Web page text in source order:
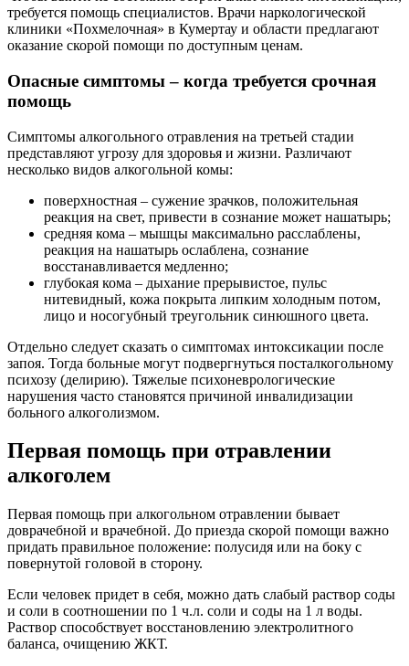
требуется помощь специалистов. Врачи наркологической
клиники «Похмелочная» в Кумертау и области предлагают
оказание скорой помощи по доступным ценам.
Опасные симптомы – когда требуется срочная
помощь
Симптомы алкогольного отравления на третьей стадии
представляют угрозу для здоровья и жизни. Различают
несколько видов алкогольной комы:
поверхностная – сужение зрачков, положительная
реакция на свет, привести в сознание может нашатырь;
средняя кома – мышцы максимально расслаблены,
реакция на нашатырь ослаблена, сознание
восстанавливается медленно;
глубокая кома – дыхание прерывистое, пульс
нитевидный, кожа покрыта липким холодным потом,
лицо и носогубный треугольник синюшного цвета.
Отдельно следует сказать о симптомах интоксикации после
запоя. Тогда больные могут подвергнуться посталкогольному
психозу (делирию). Тяжелые психоневрологические
нарушения часто становятся причиной инвалидизации
больного алкоголизмом.
Первая помощь при отравлении
алкоголем
Первая помощь при алкогольном отравлении бывает
доврачебной и врачебной. До приезда скорой помощи важно
придать правильное положение: полусидя или на боку с
повернутой головой в сторону.
Если человек придет в себя, можно дать слабый раствор соды
и соли в соотношении по 1 ч.л. соли и соды на 1 л воды.
Раствор способствует восстановлению электролитного
баланса, очищению ЖКТ.